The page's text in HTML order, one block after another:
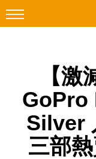
科技焦點
網絡生活
遊戲動漫
【激
GoPro
Silver
三部